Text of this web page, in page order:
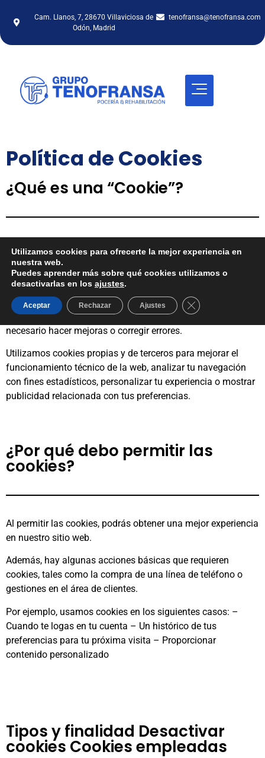
Cam. Llanos, 7, 28670 Villaviciosa de
Odón, Madrid
tenofransa@tenofransa.com
Política de Cookies
¿Qué es una “Cookie”?
para almacenar información. Las cookies se almacenan en
tu dispositivo cuando accedes a una página web desde tu
navegador. Estas cookies nos ayudan a que hacer funcionar
la web, a hacerla más segura, a mejorar la experiencia de
usuario y a entender cómo se comporta la web y dónde es
necesario hacer mejoras o corregir errores.
Utilizamos cookies propias y de terceros para mejorar el
funcionamiento técnico de la web, analizar tu navegación
con fines estadísticos, personalizar tu experiencia o mostrar
publicidad relacionada con tus preferencias.
¿Por qué debo permitir las
cookies?
Al permitir las cookies, podrás obtener una mejor experiencia
en nuestro sitio web.
Además, hay algunas acciones básicas que requieren
cookies, tales como la compra de una línea de teléfono o
gestiones en el área de clientes.
Por ejemplo, usamos cookies en los siguientes casos: –
Cuando te logas en tu cuenta – Un histórico de tus
preferencias para tu próxima visita – Proporcionar
contenido personalizado
Tipos y finalidad Desactivar
cookies Cookies empleadas
Utilizamos cookies para ofrecerte la mejor experiencia en
nuestra web.
Puedes aprender más sobre qué cookies utilizamos o
desactivarlas en los ajustes.
Aceptar Rechazar Ajustes Cerrar el banner